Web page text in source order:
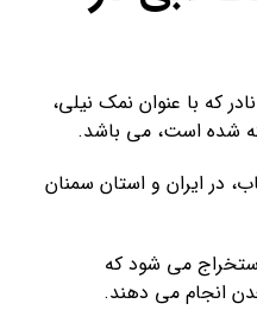
که با عنوان نمک نیلی،
شده است، می باشد.
در ایران و استان سمنان
می شود که
انجام می دهند.